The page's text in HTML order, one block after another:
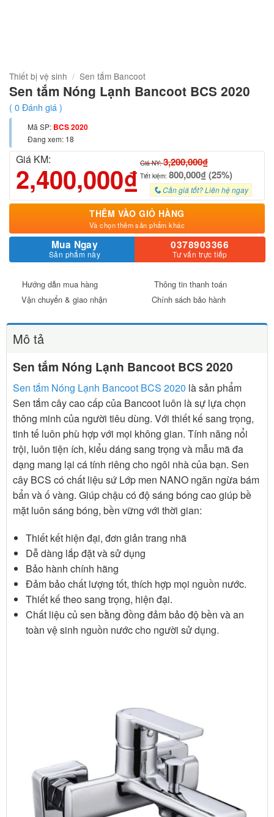
Thiết bị vệ sinh / Sen tắm Bancoot
Sen tắm Nóng Lạnh Bancoot BCS 2020
( 0Đánh giá )
Mã SP: BCS 2020
Đang xem: 18
Giá KM:
2,400,000₫ Giá NY:3,200,000₫
Tiết kiệm: 800,000₫ (25%)
Cần giá tốt? Liên hệ ngay
THÊM VÀO GIỎ HÀNG
Và chọn thêm sản phẩm khác
Mua Ngay
Sản phẩm này
0378903366
Tư vấn trực tiếp
Hướng dẫn mua hàng
Thông tin thanh toán
Vận chuyển & giao nhận
Chính sách bảo hành
Mô tả
Sen tắm Nóng Lạnh Bancoot BCS 2020
Sen tắm Nóng Lạnh Bancoot BCS 2020 là sản phẩm
Sen tắm cây cao cấp của Bancoot luôn là sự lựa chọn
thông minh của người tiêu dùng. Với thiết kế sang trọng,
tinh tế luôn phù hợp với mọi không gian. Tính năng nổi
trội, luôn tiện ích, kiểu dáng sang trọng và mẫu mã đa
dạng mang lại cá tính riêng cho ngôi nhà của bạn. Sen
cây BCS có chất liệu sứ Lớp men NANO ngăn ngừa bám
bẩn và ố vàng. Giúp chậu có độ sáng bóng cao giúp bề
mặt luôn sáng bóng, bền vững với thời gian:
Thiết kết hiện đại, đơn giản trang nhã
Dễ dàng lắp đặt và sử dụng
Bảo hành chính hãng
Đảm bảo chất lượng tốt, thích hợp mọi nguồn nước.
Thiết kế theo sang trọng, hiện đại.
Chất liệu củ sen bằng đồng đảm bảo độ bền và an
toàn vệ sinh nguồn nước cho người sử dụng.